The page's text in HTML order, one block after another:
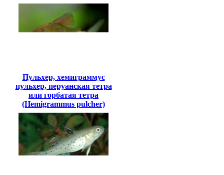
Пульхер, хемиграммус
пульхер, перуанская тетра
или горбатая тетра
(Hemigrammus pulcher)